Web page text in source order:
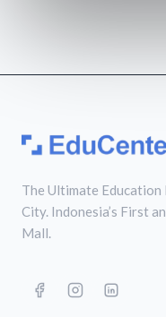
The Ultimate Education
City. Indonesia’s First
Mall.